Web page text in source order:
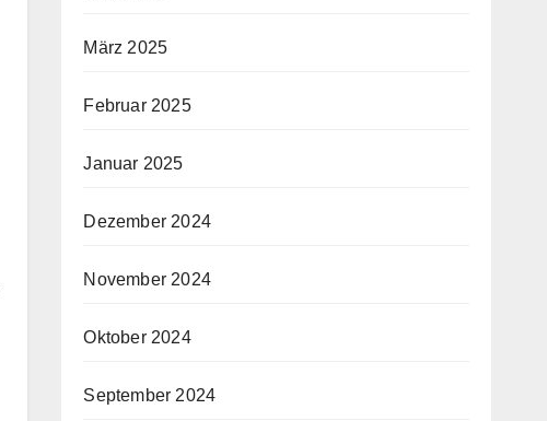
März 2025
Februar 2025
Januar 2025
Dezember 2024
November 2024
Oktober 2024
September 2024